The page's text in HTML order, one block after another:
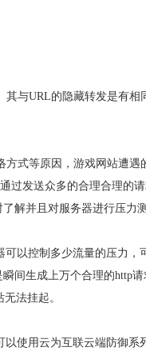
与URL的隐藏转发是有
式等原因，游戏网站遭
过发送众多的合理合理的
解并且对服务器进行压力测
以控制多少流量的压力
间生成上万个合理的http
法挂起。
使用云为互联云端防御